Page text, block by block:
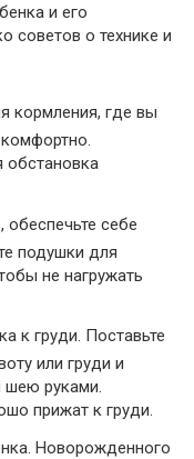
и его
советов о технике и
кормления, где вы
себе
подушки для
не нагружать
к груди. Поставьте
или груди и
шею руками.
прижат к груди.
Новорожденного